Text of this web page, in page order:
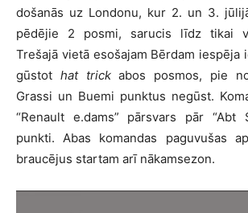
došanās uz Londonu, kur 2. un 3.
pēdējie 2 posmi, sarucis līdz tikai
Trešajā vietā esošajam Bērdam
gūstot hat trickabos posmos, pie
Grassi un Buemi punktus negūst.
“Renault e.dams” pārsvars pār “Abt
punkti. Abas komandas paguvušas
braucējus startam arī nākamsezon.